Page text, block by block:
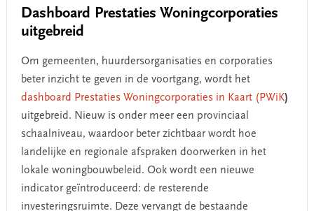
Dashboard Prestaties Woningcorporaties
uitgebreid
Om gemeenten, huurdersorganisaties en corporaties
beter inzicht te geven in de voortgang, wordt het
dashboard Prestaties Woningcorporaties in Kaart (PWiK)
uitgebreid. Nieuw is onder meer een provinciaal
schaalniveau, waardoor beter zichtbaar wordt hoe
landelijke en regionale afspraken doorwerken in het
lokale woningbouwbeleid. Ook wordt een nieuwe
indicator geïntroduceerd: de resterende
investeringsruimte. Deze vervangt de bestaande